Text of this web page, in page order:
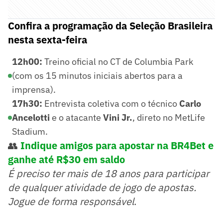
Confira a programação da Seleção Brasileira
nesta sexta-feira
12h00: Treino oficial no CT de Columbia Park
(com os 15 minutos iniciais abertos para a
imprensa).
17h30: Entrevista coletiva com o técnico Carlo
Ancelotti e o atacante Vini Jr., direto no MetLife
Stadium.
👥 Indique amigos para apostar na BR4Bet e
ganhe até R$30 em saldo
É preciso ter mais de 18 anos para participar
de qualquer atividade de jogo de apostas.
Jogue de forma responsável.